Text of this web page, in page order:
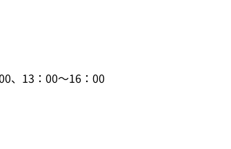
、13：00～16：00